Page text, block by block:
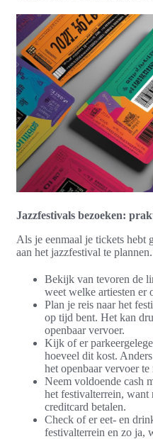
Jazzfestivals bezoeken:
Als je eenmaal je tickets hebt
aan het jazzfestival te
Bekijk van tevoren de
weet welke artiesten er
Plan je reis naar het
op tijd bent. Het kan
openbaar vervoer.
Kijk of er
hoeveel dit kost.
het openbaar vervoer te
Neem voldoende cash
het festivalterrein,
creditcard betalen.
Check of er eet- en
festivalterrein en zo ja,